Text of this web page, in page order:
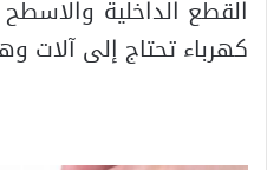
القطع الداخلية
كهرباء تحتاج إلى آلات